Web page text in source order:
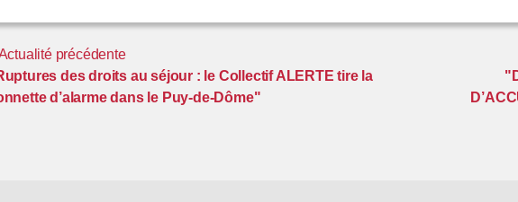
précédente
des droits au séjour : le Collectif ALERTE tire la
d’alarme dans le Puy-de-Dôme"